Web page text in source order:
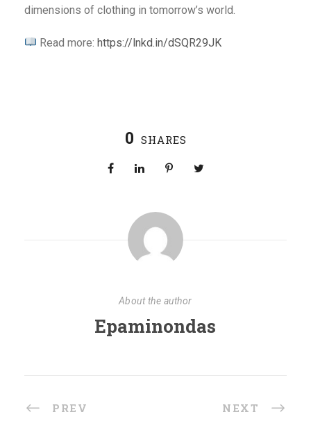
dimensions of clothing in tomorrow’s world.
Read more:https://lnkd.in/dSQR29JK
0 SHARES
About the author
Epaminondas
PREV NEXT